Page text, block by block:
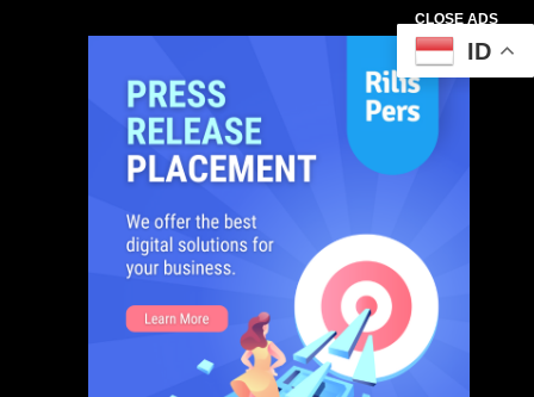
CLOSE ADS
ID